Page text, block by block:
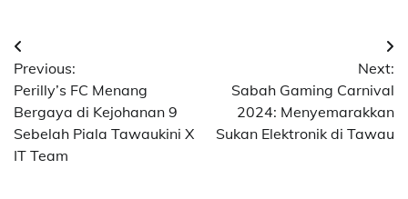
Post
navigation
Previous:
Perilly’s FC Menang
Bergaya di Kejohanan 9
Sebelah Piala Tawaukini X
IT Team
Next:
Sabah Gaming Carnival
2024: Menyemarakkan
Sukan Elektronik di Tawau